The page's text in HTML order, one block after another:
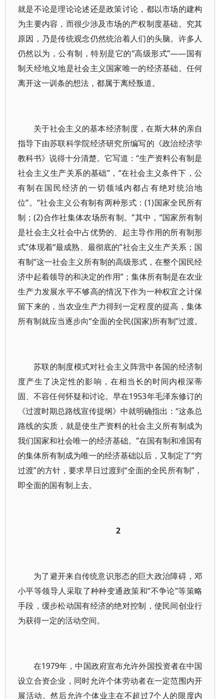
就是不论是理论论述还是政策讨论，都以市场的建构
为主要内容，而很少涉及市场的产权制度基础。究其
原因，乃是传统观念仍然统治着人们的头脑。许多人
仍然以为，公有制，特别是它的“高级形式”——国有
制天经地义地是社会主义国家唯一的经济基础。任何
离开这一训条的想法，都属于离经叛道。
关于社会主义的基本经济制度，在斯大林的亲自
指导下由苏联科学院经济研究所编写的《政治经济学
教科书》说得十分清楚。它写道：“生产资料公有制是
社会主义生产关系的基础”，“在社会主义条件下，公
有制在国民经济的一切领域内都占有绝对统治地
位”。“社会主义公有制有两种形式：(1)国家全民所有
制；(2)合作社集体农场所有制。”其中，“国家所有制
是社会主义社会中占优势的、起主导作用的所有制形
式”体现着“最成熟、最彻底的”社会主义生产关系；国
有制“这一社会主义所有制的高级形式，在整个国民经
济中起着领导的和决定的作用”；集体所有制是在农业
生产力发展水平不够高的情况下作为一种权宜之计保
留下来的，当农业生产力得到一定程度的提高，集体
所有制就应当逐步向“全面的全民(国家)所有制”过渡。
苏联的制度模式对社会主义阵营中各国的经济制
度产生了决定性的影响，在相当长的时间内根深蒂
固、不容任何怀疑和讨论。早在1953年毛泽东修订的
《过渡时期总路线宣传提纲》中就明确指出：“这条总
路线的实质，就是使生产资料的社会主义所有制成为
我们国家和社会唯一的经济基础。”在国有制和准国有
的集体所有制成为唯一的经济基础以后，又制定了“穷
过渡”的方针，要求早日过渡到“全面的全民所有制”，
即全面的国有制上去。
2
为了避开来自传统意识形态的巨大政治障碍，邓
小平等领导人采取了种种变通政策和“不争论”等策略
手段，缓步松动国有经济的绝对控制，使民间创业行
为获得一定的活动空间。
在1979年，中国政府宣布允许外国投资者在中国
设立合资企业，同时允许个体劳动者在一定范围内开
展活动。然后允许个体业主在不超过7个人的限度内